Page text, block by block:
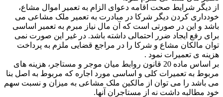
از دیگر شرایط صحت اقامه دعوای الزام به تعمیر اموال مشاع،
خودداری کردن دیگر شرکا در مبادرت به تعمیر ملک مشاعی می
باشد و این در صورتی است که آن مال نیاز مبرم به تعمیر اساسی
برای رفع ایجاد ضرر احتمالی داشته باشد. در غیر این صورت نمی
توان مالکان مشاع و شرکا را در مراجع قضایی ملزم به پرداخت
هزینه ی تعمیرات نمود .
بر اساس ماده 20 قانون روابط میان موجر و مستاجر، هزینه های
مربوط به تعمیرات کلی و اساسی مورد اجاره که مربوط به اصل‌ بنا
می باشد را می توان از مالکین ملک مشاعی به میزان و نسبت سهم
خود مطالبه داشت نه از مستاجران آنها.